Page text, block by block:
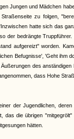
Jungen und Mädchen
zu folgen,
hatte sich das
der bedrängte
aufgereizt" worden.
Befugnisse', 'Geht ihm
des
dass Hohe
der Jugendlichen,
die übrigen
hätten.